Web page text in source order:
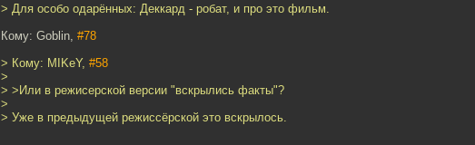
> Для особо одарённых: Деккард - робат, и про это фильм.
Кому: Goblin, #78
> Кому: MIKeY, #58
>
> >Или в режисерской версии "вскрылись факты"?
>
> Уже в предыдущей режиссёрской это вскрылось.